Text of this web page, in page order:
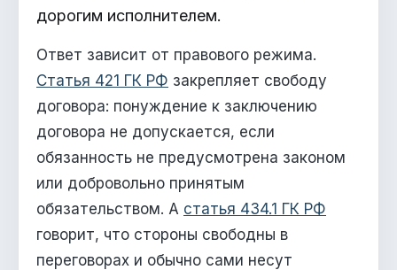
дорогим исполнителем.
Ответ зависит от правового режима.
Статья 421 ГК РФ закрепляет свободу
договора: понуждение к заключению
договора не допускается, если
обязанность не предусмотрена законом
или добровольно принятым
обязательством. А статья 434.1 ГК РФ
говорит, что стороны свободны в
переговорах и обычно сами несут